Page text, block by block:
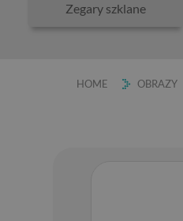
Zegary szklane
HOME OBRAZY